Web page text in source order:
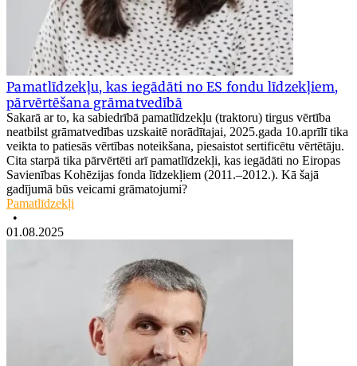
Pamatlīdzekļu, kas iegādāti no ES fondu līdzekļiem,
pārvērtēšana grāmatvedībā
Sakarā ar to, ka sabiedrībā pamatlīdzekļu (traktoru) tirgus vērtība
neatbilst grāmatvedības uzskaitē norādītajai, 2025.gada 10.aprīlī tika
veikta to patiesās vērtības noteikšana, piesaistot sertificētu vērtētāju.
Cita starpā tika pārvērtēti arī pamatlīdzekļi, kas iegādāti no Eiropas
Savienības Kohēzijas fonda līdzekļiem (2011.–2012.). Kā šajā
gadījumā būs veicami grāmatojumi?
Pamatlīdzekļi
•
01.08.2025